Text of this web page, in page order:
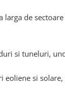
de
si tuneluri,
si